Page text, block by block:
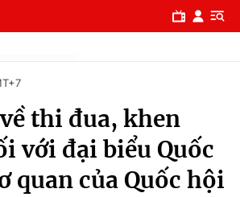
thi đua, khen
với đại biểu Quốc
quan của Quốc hội